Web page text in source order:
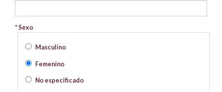
* Sexo
Masculino
Femenino
No especificado